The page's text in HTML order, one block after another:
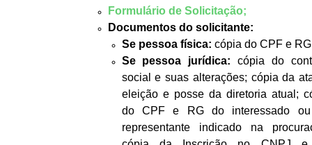
Formulário de Solicitação;
Documentos do solicitante:
Se pessoa física: cópia do CPF e
Se pessoa jurídica:cópia do
social e suas alterações; cópia da
eleição e posse da diretoria atual;
do CPF e RG do interessado
representante indicado na